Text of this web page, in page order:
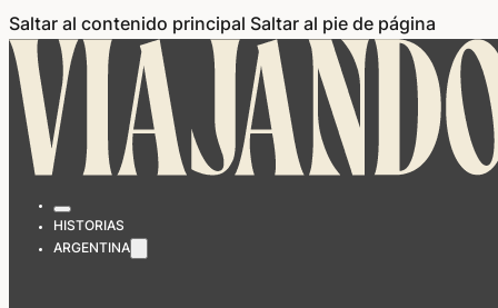
Saltar al contenido principal Saltar al pie de página
HISTORIAS
ARGENTINA